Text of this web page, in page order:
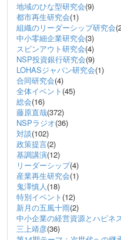
地域のひな型研究会(9)
都市再生研究会(1)
組織のリーダーシップ研究会
中小零細企業研究会(3)
スピンアウト研究会(4)
NSP投資銀行研究会(9)
LOHASジャパン研究会(1)
合同研究会(4)
全体イベント (45)
総会(16)
藤原直哉(372)
NSPラジオ(36)
対談(102)
政策提言(2)
基調講演(12)
リーダーシップ(4)
産業再生研究会(1)
鬼澤慎人(18)
特別イベント (12)
新月の五風十雨(2)
中小企業の経営資源とハピネ
三上靖彦(36)